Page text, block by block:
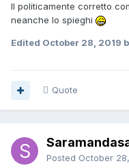
Il politicamente corretto
neanche lo spieghi
Edited October 28, 2019
Quote
Posted October